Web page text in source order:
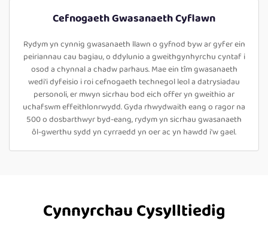
Cefnogaeth Gwasanaeth Cyflawn
Rydym yn cynnig gwasanaeth llawn o gyfnod byw ar gyfer ein
peiriannau cau bagiau, o ddylunio a gweithgynhyrchu cyntaf i
osod a chynnal a chadw parhaus. Mae ein tîm gwasanaeth
wedi'i dyfeisio i roi cefnogaeth technegol leol a datrysiadau
personoli, er mwyn sicrhau bod eich offer yn gweithio ar
uchafswm effeithlonrwydd. Gyda rhwydwaith eang o ragor na
500 o dosbarthwyr byd-eang, rydym yn sicrhau gwasanaeth
ôl-gwerthu sydd yn cyrraedd yn oer ac yn hawdd i'w gael.
Cynnyrchau Cysylltiedig